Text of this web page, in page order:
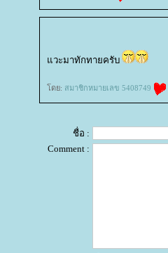
วะมาทักทายครับ
ดย: สมาชิกหมายเลข 5408749
ชื่อ :
Comment :